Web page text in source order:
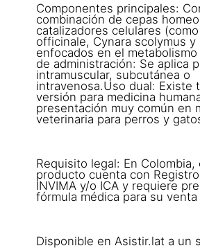
Componentes principales:
combinación de cepas
catalizadores celulares
officinale, Cynara scolymus y
enfocados en el
de administración: Se aplica
intramuscular, subcutánea o
intravenosa.Uso dual: Existe
versión para medicina
presentación muy común en
veterinaria para perros y
Requisito legal: En Colombia,
producto cuenta con
INVIMA y/o ICA y requiere
fórmula médica para su venta
Disponible en Asistir.lat a un